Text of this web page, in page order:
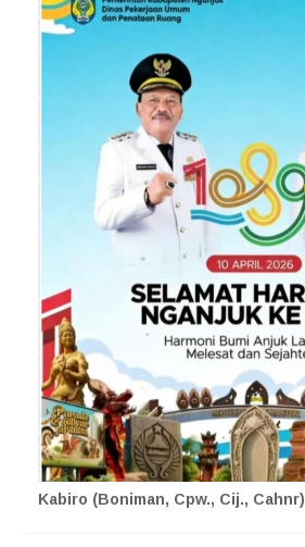
Kabiro (Boniman, Cpw., Cij., Cahnr)